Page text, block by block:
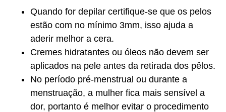
Quando for depilar certifique-se que os pelos
estão com no mínimo 3mm, isso ajuda a
aderir melhor a cera.
Cremes hidratantes ou óleos não devem ser
aplicados na pele antes da retirada dos pêlos.
No período pré-menstrual ou durante a
menstruação, a mulher fica mais sensível a
dor, portanto é melhor evitar o procedimento